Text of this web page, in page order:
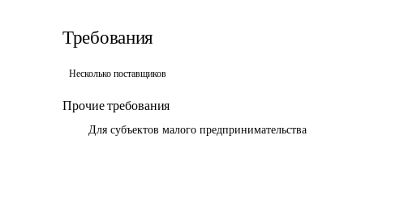
Требования
Несколько поставщиков
Прочие требования
	Для субъектов малого предпринимательства